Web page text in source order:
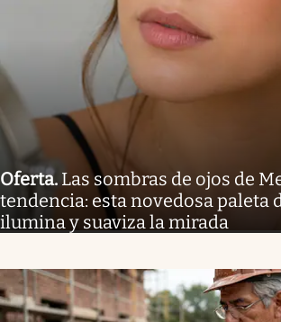
Oferta. Las sombras de ojos de
tendencia: esta novedosa paleta
ilumina y suaviza la mirada